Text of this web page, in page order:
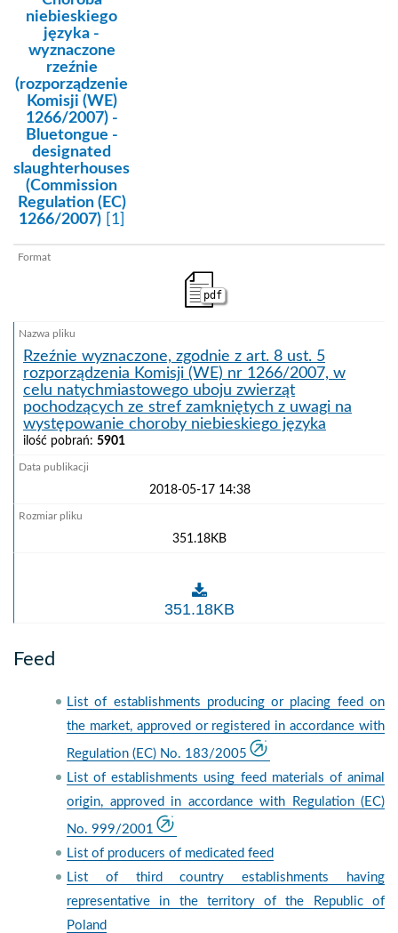
niebieskiego
języka -
wyznaczone
rzeźnie
(rozporządzenie
Komisji (WE)
1266/2007) -
Bluetongue -
designated
slaughterhouses
(Commission
Regulation (EC)
1266/2007)[1]
pdf
Rzeźnie wyznaczone, zgodnie z art. 8 ust. 5
rozporządzenia Komisji (WE) nr 1266/2007, w
celu natychmiastowego uboju zwierząt
pochodzących ze stref zamkniętych z uwagi na
występowanie choroby niebieskiego języka
ilość pobrań: 5901
2018-05-17 14:38
351.18KB
Rzeźnie wyznaczone, zgodnie z art. 8 ust. 5
351.18KB
Feed
List of establishments producing or placing feed on
the market, approved or registered in accordance with
Regulation (EC) No. 183/2005
List of establishments using feed materials of animal
origin, approved in accordance with Regulation (EC)
No. 999/2001
List of producers of medicated feed
List of third country establishments having
representative in the territory of the Republic of
Poland